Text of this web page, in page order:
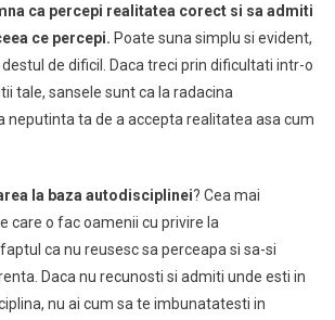
ca percepi realitatea corect si sa admiti
ce percepi. Poate suna simplu si evident,
de dificil. Daca treci prin dificultati intr-o
tale, sansele sunt ca la radacina
neputinta ta de a accepta realitatea asa cum
la baza autodisciplinei? Cea mai
care o fac oamenii cu privire la
ca nu reusesc sa perceapa si sa-si
Daca nu recunosti si admiti unde esti in
nu ai cum sa te imbunatatesti in